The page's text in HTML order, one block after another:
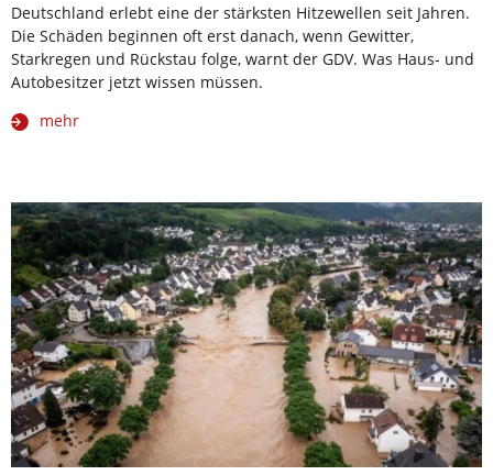
Deutschland erlebt eine der stärksten Hitzewellen seit Jahren.
Die Schäden beginnen oft erst danach, wenn Gewitter,
Starkregen und Rückstau folge, warnt der GDV. Was Haus- und
Autobesitzer jetzt wissen müssen.
mehr